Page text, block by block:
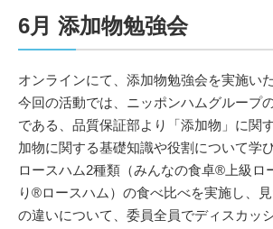
6月 添加物勉強会
オンラインにて、添加物勉強会を実施い
今回の活動では、ニッポンハムグループ
である、品質保証部より「添加物」に関
加物に関する基礎知識や役割について学
ロースハム2種類（みんなの食卓®上級ロ
り®ロースハム）の食べ比べを実施し、
の違いについて、委員全員でディスカッ